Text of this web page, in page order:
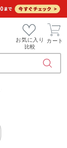
お気に入り
比較
カート